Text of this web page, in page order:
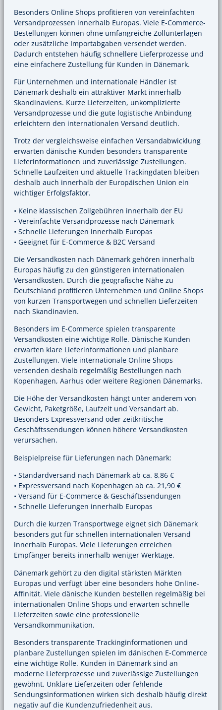
Besonders Online Shops profitieren von vereinfachten
Versandprozessen innerhalb Europas. Viele E-Commerce-
Bestellungen können ohne umfangreiche Zollunterlagen
oder zusätzliche Importabgaben versendet werden.
Dadurch entstehen häufig schnellere Lieferprozesse und
eine einfachere Zustellung für Kunden in Dänemark.
Für Unternehmen und internationale Händler ist
Dänemark deshalb ein attraktiver Markt innerhalb
Skandinaviens. Kurze Lieferzeiten, unkomplizierte
Versandprozesse und die gute logistische Anbindung
erleichtern den internationalen Versand deutlich.
Trotz der vergleichsweise einfachen Versandabwicklung
erwarten dänische Kunden besonders transparente
Lieferinformationen und zuverlässige Zustellungen.
Schnelle Laufzeiten und aktuelle Trackingdaten bleiben
deshalb auch innerhalb der Europäischen Union ein
wichtiger Erfolgsfaktor.
• Keine klassischen Zollgebühren innerhalb der EU
• Vereinfachte Versandprozesse nach Dänemark
• Schnelle Lieferungen innerhalb Europas
• Geeignet für E-Commerce & B2C Versand
Die Versandkosten nach Dänemark gehören innerhalb
Europas häufig zu den günstigeren internationalen
Versandkosten. Durch die geografische Nähe zu
Deutschland profitieren Unternehmen und Online Shops
von kurzen Transportwegen und schnellen Lieferzeiten
nach Skandinavien.
Besonders im E-Commerce spielen transparente
Versandkosten eine wichtige Rolle. Dänische Kunden
erwarten klare Lieferinformationen und planbare
Zustellungen. Viele internationale Online Shops
versenden deshalb regelmäßig Bestellungen nach
Kopenhagen, Aarhus oder weitere Regionen Dänemarks.
Die Höhe der Versandkosten hängt unter anderem von
Gewicht, Paketgröße, Laufzeit und Versandart ab.
Besonders Expressversand oder zeitkritische
Geschäftssendungen können höhere Versandkosten
verursachen.
Beispielpreise für Lieferungen nach Dänemark:
• Standardversand nach Dänemark ab ca. 8,86 €
• Expressversand nach Kopenhagen ab ca. 21,90 €
• Versand für E-Commerce & Geschäftssendungen
• Schnelle Lieferungen innerhalb Europas
Durch die kurzen Transportwege eignet sich Dänemark
besonders gut für schnellen internationalen Versand
innerhalb Europas. Viele Lieferungen erreichen
Empfänger bereits innerhalb weniger Werktage.
Dänemark gehört zu den digital stärksten Märkten
Europas und verfügt über eine besonders hohe Online-
Affinität. Viele dänische Kunden bestellen regelmäßig bei
internationalen Online Shops und erwarten schnelle
Lieferzeiten sowie eine professionelle
Versandkommunikation.
Besonders transparente Trackinginformationen und
planbare Zustellungen spielen im dänischen E-Commerce
eine wichtige Rolle. Kunden in Dänemark sind an
moderne Lieferprozesse und zuverlässige Zustellungen
gewöhnt. Unklare Lieferzeiten oder fehlende
Sendungsinformationen wirken sich deshalb häufig direkt
negativ auf die Kundenzufriedenheit aus.